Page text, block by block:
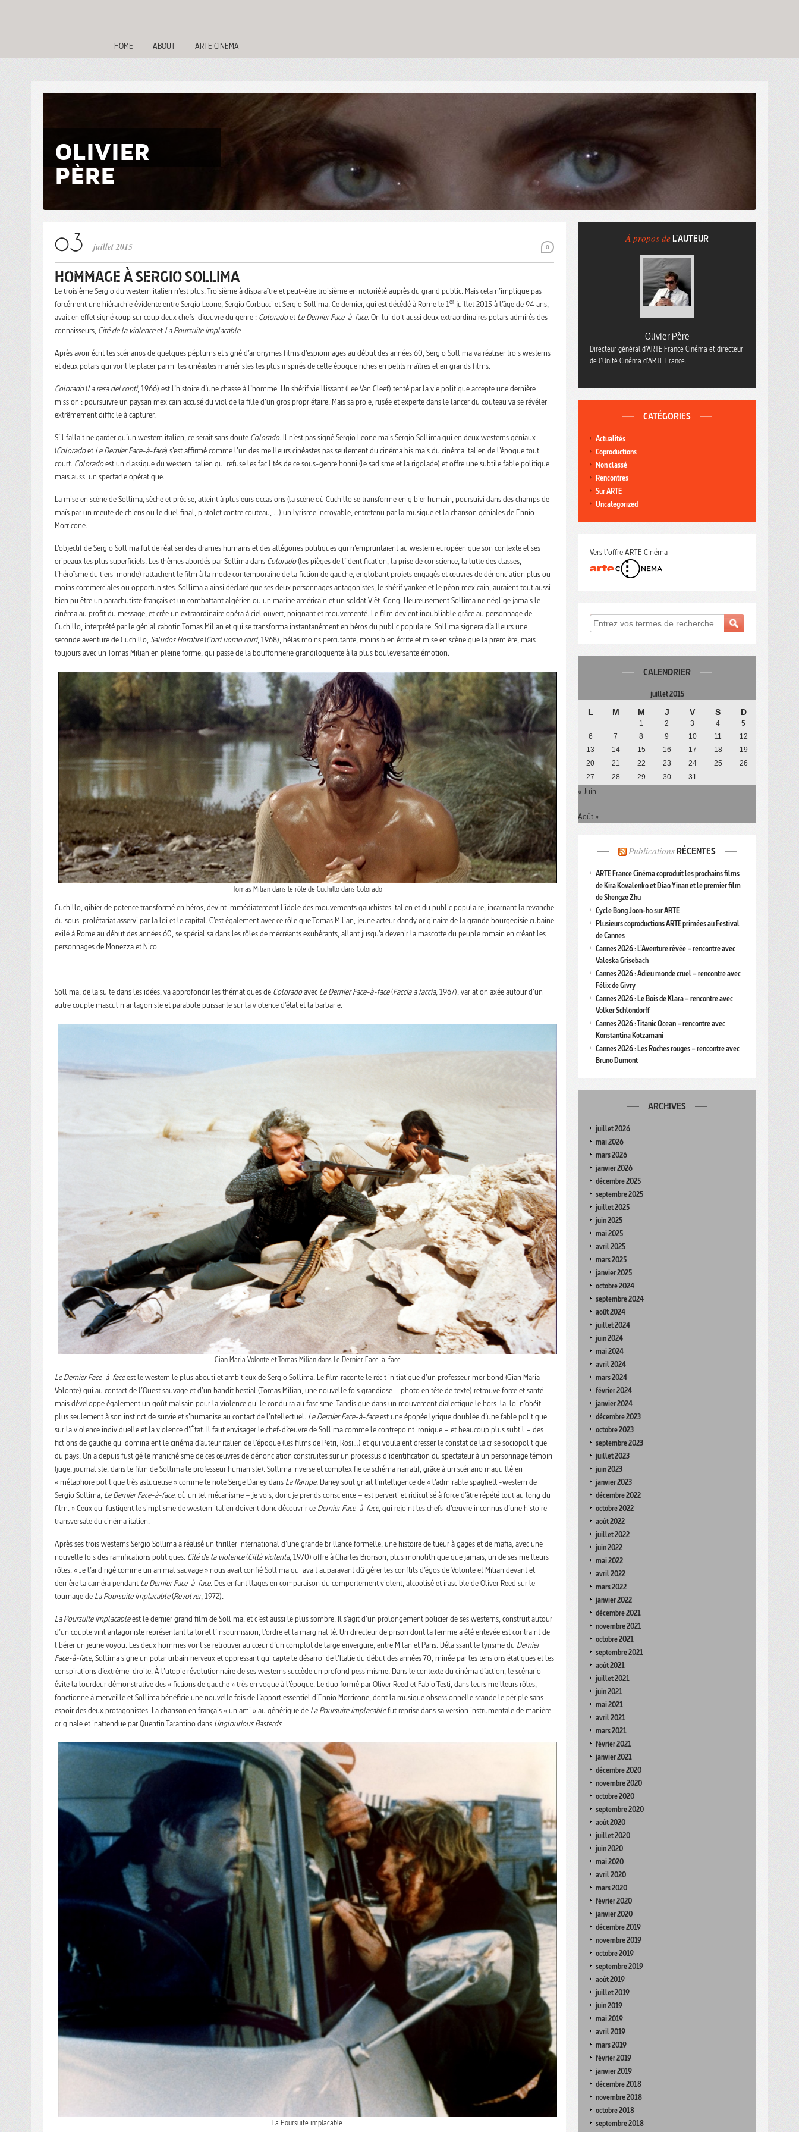
HOME ABOUT ARTE CINEMA
OLIVIER
PÈRE
0
juillet 2015
HOMMAGE À SERGIO SOLLIMA
Le troisième Sergio du western italien n’est plus. Troisième à disparaître et peut-être troisième en notoriété auprès du grand public. Mais cela n’implique pas
forcément une hiérarchie évidente entre Sergio Leone, Sergio Corbucci et Sergio Sollima. Ce dernier, qui est décédé à Rome le 1er juillet 2015 à l’âge de 94 ans,
avait en effet signé coup sur coup deux chefs-d’œuvre du genre : Coloradoet Le Dernier Face-à-face. On lui doit aussi deux extraordinaires polars admirés des
connaisseurs, Cité de la violenceet La Poursuite implacable.
Après avoir écrit les scénarios de quelques péplums et signé d’anonymes films d’espionnages au début des années 60, Sergio Sollima va réaliser trois westerns
et deux polars qui vont le placer parmi les cinéastes maniéristes les plus inspirés de cette époque riches en petits maîtres et en grands films.
Colorado(La resa dei conti, 1966) est l’histoire d’une chasse à l’homme. Un shérif vieillissant (Lee Van Cleef) tenté par la vie politique accepte une dernière
mission : poursuivre un paysan mexicain accusé du viol de la fille d’un gros propriétaire. Mais sa proie, rusée et experte dans le lancer du couteau va se révéler
extrêmement difficile à capturer.
S’il fallait ne garder qu’un western italien, ce serait sans doute Colorado. Il n’est pas signé Sergio Leone mais Sergio Sollima qui en deux westerns géniaux
(Coloradoet Le Dernier Face-à-face) s’est affirmé comme l’un des meilleurs cinéastes pas seulement du cinéma bis mais du cinéma italien de l’époque tout
court. Coloradoest un classique du western italien qui refuse les facilités de ce sous-genre honni (le sadisme et la rigolade) et offre une subtile fable politique
mais aussi un spectacle opératique.
La mise en scène de Sollima, sèche et précise, atteint à plusieurs occasions (la scène où Cuchillo se transforme en gibier humain, poursuivi dans des champs de
maïs par un meute de chiens ou le duel final, pistolet contre couteau, …) un lyrisme incroyable, entretenu par la musique et la chanson géniales de Ennio
Morricone.
L’objectif de Sergio Sollima fut de réaliser des drames humains et des allégories politiques qui n’empruntaient au western européen que son contexte et ses
oripeaux les plus superficiels. Les thèmes abordés par Sollima dans Colorado(les pièges de l’identification, la prise de conscience, la lutte des classes,
l’héroïsme du tiers-monde) rattachent le film à la mode contemporaine de la fiction de gauche, englobant projets engagés et œuvres de dénonciation plus ou
moins commerciales ou opportunistes. Sollima a ainsi déclaré que ses deux personnages antagonistes, le shérif yankee et le péon mexicain, auraient tout aussi
bien pu être un parachutiste français et un combattant algérien ou un marine américain et un soldat Viêt-Cong. Heureusement Sollima ne néglige jamais le
cinéma au profit du message, et crée un extraordinaire opéra à ciel ouvert, poignant et mouvementé. Le film devient inoubliable grâce au personnage de
Cuchillo, interprété par le génial cabotin Tomas Milian et qui se transforma instantanément en héros du public populaire. Sollima signera d’ailleurs une
seconde aventure de Cuchillo,Saludos Hombre(Corri uomo corri, 1968), hélas moins percutante, moins bien écrite et mise en scène que la première, mais
toujours avec un Tomas Milian en pleine forme, qui passe de la bouffonnerie grandiloquente à la plus bouleversante émotion.
Tomas Milian dans le rôle de Cuchillo dans Colorado
Cuchillo, gibier de potence transformé en héros, devint immédiatement l’idole des mouvements gauchistes italien et du public populaire, incarnant la revanche
du sous-prolétariat asservi par la loi et le capital. C’est également avec ce rôle que Tomas Milian, jeune acteur dandy originaire de la grande bourgeoisie cubaine
exilé à Rome au début des années 60, se spécialisa dans les rôles de mécréants exubérants, allant jusqu’a devenir la mascotte du peuple romain en créant les
personnages de Monezza et Nico.
Sollima, de la suite dans les idées, va approfondir les thématiques de Coloradoavec Le Dernier Face-à-face(Faccia a faccia, 1967), variation axée autour d’un
autre couple masculin antagoniste et parabole puissante sur la violence d’état et la barbarie.
Gian Maria Volonte et Tomas Milian dans Le Dernier Face-à-face
Le Dernier Face-à-faceest le western le plus abouti et ambitieux de Sergio Sollima. Le film raconte le récit initiatique d’un professeur moribond (Gian Maria
Volonte) qui au contact de l’Ouest sauvage et d’un bandit bestial (Tomas Milian, une nouvelle fois grandiose – photo en tête de texte) retrouve force et santé
mais développe également un goût malsain pour la violence qui le conduira au fascisme. Tandis que dans un mouvement dialectique le hors-la-loi n’obéit
plus seulement à son instinct de survie et s’humanise au contact de l’ntellectuel. Le Dernier Face-à-faceest une épopée lyrique doublée d’une fable politique
sur la violence individuelle et la violence d’État. Il faut envisager le chef-d’œuvre de Sollima comme le contrepoint ironique – et beaucoup plus subtil – des
fictions de gauche qui dominaient le cinéma d’auteur italien de l’époque (les films de Petri, Rosi…) et qui voulaient dresser le constat de la crise sociopolitique
du pays. On a depuis fustigé le manichéisme de ces œuvres de dénonciation construites sur un processus d’identification du spectateur à un personnage témoin
(juge, journaliste, dans le film de Sollima le professeur humaniste). Sollima inverse et complexifie ce schéma narratif, grâce à un scénario maquillé en
« métaphore politique très astucieuse » comme le note Serge Daney dans La Rampe. Daney soulignait l’intelligence de « l’admirable spaghetti-western de
Sergio Sollima, Le Dernier Face-à-face, où un tel mécanisme – je vois, donc je prends conscience – est perverti et ridiculisé à force d’âtre répété tout au long du
film. » Ceux qui fustigent le simplisme de western italien doivent donc découvrir ce Dernier Face-à-face, qui rejoint les chefs-d’œuvre inconnus d’une histoire
transversale du cinéma italien.
Après ses trois westerns Sergio Sollima a réalisé un thriller international d’une grande brillance formelle, une histoire de tueur à gages et de mafia, avec une
nouvelle fois des ramifications politiques. Cité de la violence(Città violenta, 1970) offre à Charles Bronson, plus monolithique que jamais, un de ses meilleurs
rôles. « Je l’ai dirigé comme un animal sauvage » nous avait confié Sollima qui avait auparavant dû gérer les conflits d’égos de Volonte et Milian devant et
derrière la caméra pendant Le Dernier Face-à-face. Des enfantillages en comparaison du comportement violent, alcoolisé et irascible de Oliver Reed sur le
tournage de La Poursuite implacable(Revolver, 1972).
La Poursuite implacableest le dernier grand film de Sollima, et c’est aussi le plus sombre. Il s’agit d’un prolongement policier de ses westerns, construit autour
d’un couple viril antagoniste représentant la loi et l’insoumission, l’ordre et la marginalité. Un directeur de prison dont la femme a été enlevée est contraint de
libérer un jeune voyou. Les deux hommes vont se retrouver au cœur d’un complot de large envergure, entre Milan et Paris. Délaissant le lyrisme du Dernier
Face-à-face, Sollima signe un polar urbain nerveux et oppressant qui capte le désarroi de l’Italie du début des années 70, minée par les tensions étatiques et les
conspirations d’extrême-droite. À l’utopie révolutionnaire de ses westerns succède un profond pessimisme. Dans le contexte du cinéma d’action, le scénario
évite la lourdeur démonstrative des « fictions de gauche » très en vogue à l’époque. Le duo formé par Oliver Reed et Fabio Testi, dans leurs meilleurs rôles,
fonctionne à merveille et Sollima bénéficie une nouvelle fois de l’apport essentiel d’Ennio Morricone, dont la musique obsessionnelle scande le périple sans
espoir des deux protagonistes. La chanson en français « un ami » au générique de La Poursuite implacablefut reprise dans sa version instrumentale de manière
originale et inattendue par Quentin Tarantino dans Unglourious Basterds.
La Poursuite implacable
À propos de L'AUTEUR
Olivier Père
Directeur général d’ARTE France Cinéma et directeur
de l’Unité Cinéma d’ARTE France.
CATÉGORIES
Actualités
Coproductions
Non classé
Rencontres
Sur ARTE
Uncategorized
Vers l'offre ARTE Cinéma
CALENDRIER
juillet 2015
L M M J V S D
1 2 3 4
5
6
7 8 9 10 11
12
13
14 15 16 17 18
19
20
21 22 23 24 25
26
27
28 29 30 31
« Juin
Août »
Publications RÉCENTES
ARTE France Cinéma coproduit les prochains films
de Kira Kovalenko et Diao Yinan et le premier film
de Shengze Zhu
Cycle Bong Joon-ho sur ARTE
Plusieurs coproductions ARTE primées au Festival
de Cannes
Cannes 2026 : L’Aventure rêvée – rencontre avec
Valeska Grisebach
Cannes 2026 : Adieu monde cruel – rencontre avec
Félix de Givry
Cannes 2026 : Le Bois de Klara – rencontre avec
Volker Schlöndorff
Cannes 2026 : Titanic Ocean – rencontre avec
Konstantina Kotzamani
Cannes 2026 : Les Roches rouges – rencontre avec
Bruno Dumont
ARCHIVES
juillet 2026
mai 2026
mars 2026
janvier 2026
décembre 2025
septembre 2025
juillet 2025
juin 2025
mai 2025
avril 2025
mars 2025
janvier 2025
octobre 2024
septembre 2024
août 2024
juillet 2024
juin 2024
mai 2024
avril 2024
mars 2024
février 2024
janvier 2024
décembre 2023
octobre 2023
septembre 2023
juillet 2023
juin 2023
janvier 2023
décembre 2022
octobre 2022
août 2022
juillet 2022
juin 2022
mai 2022
avril 2022
mars 2022
janvier 2022
décembre 2021
novembre 2021
octobre 2021
septembre 2021
août 2021
juillet 2021
juin 2021
mai 2021
avril 2021
mars 2021
février 2021
janvier 2021
décembre 2020
novembre 2020
octobre 2020
septembre 2020
août 2020
juillet 2020
juin 2020
mai 2020
avril 2020
mars 2020
février 2020
janvier 2020
décembre 2019
novembre 2019
octobre 2019
septembre 2019
août 2019
juillet 2019
juin 2019
mai 2019
avril 2019
mars 2019
février 2019
janvier 2019
décembre 2018
novembre 2018
octobre 2018
septembre 2018